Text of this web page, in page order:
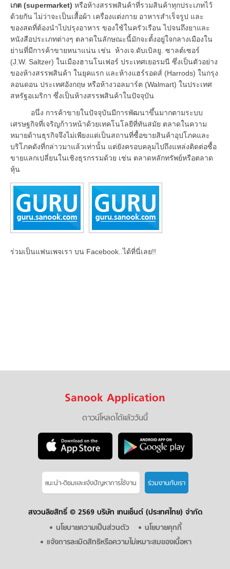
เกต (supermarket) หรือห้างสรรพสินค้าที่รวมสินค้าทุกประเภทไว้
ด้วยกัน ไม่ว่าจะเป็นเสื้อผ้า เครื่องแต่งกาย อาหารสำเร็จรูป และ
ของสดที่ต้องนำไปปรุงอาหาร ของใช้ในครัวเรือน ไปจนถึงยาและ
หนังสือประเภทต่างๆ ตลาดในลักษณะนี้มักจะตั้งอยู่ใจกลางเมืองใน
ย่านที่มีการค้าขายหนาแน่น เช่น ห้างเจ.ดับเบิลยู. ซาลต์เซอร์
(J.W. Saltzer) ในเมืองฮานโนเฟอร์ ประเทศเยอรมนี ซึ่งเป็นตัวอย่าง
ของห้างสรรพสินค้า ในยุคแรก และห้างแฮร์รอดส์ (Harrods) ในกรุง
ลอนดอน ประเทศอังกฤษ หรือห้างวอลมาร์ต (Walmart) ในประเทศ
สหรัฐอเมริกา ซึ่งเป็นห้างสรรพสินค้าในปัจจุบัน
อนึ่ง การค้าขายในปัจจุบันมีการพัฒนาขึ้นมากตามระบบ
เศรษฐกิจที่เจริญก้าวหน้าด้วยเทคโนโลยีที่ทันสมัย ตลาดในความ
หมายด้านธุรกิจจึงไม่เพียงแต่เป็นสถานที่ซื้อขายสินค้าอุปโภคและ
บริโภคดังที่กล่าวมาแล้วเท่านั้น แต่ยังครอบคลุมไปถึงแหล่งติดต่อซื้อ
ขายแลกเปลี่ยนในเชิงธุรกรรมด้วย เช่น ตลาดหลักทรัพย์หรือตลาด
หุ้น
ร่วมเป็นแฟนเพจเรา บน Facebook..ได้ที่นี่เลย!!
Sanook Application
ดาวน์โหลดได้แล้ววันนี้
แนะนำ-ติชมเเละแจ้งปัญหาการใช้งาน ร่วมงานกับเรา
สงวนลิขสิทธิ์ © 2569 บริษัท เทนเซ็นต์ (ประเทศไทย) จำกัด
นโยบายความเป็นส่วนตัว
นโยบายคุกกี้
แจ้งการละเมิดสิทธิหรือความไม่เหมาะสมของเนื้อหา